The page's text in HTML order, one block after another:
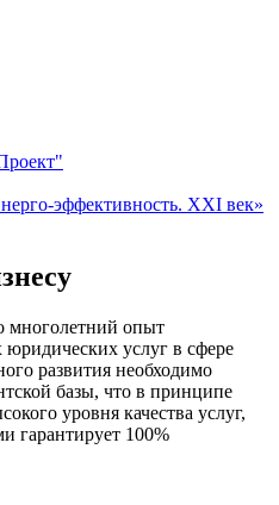
эффективность. XXI век»
многолетний опыт
юридических услуг в сфере
развития необходимо
базы, что в принципе
уровня качества услуг,
гарантирует 100%